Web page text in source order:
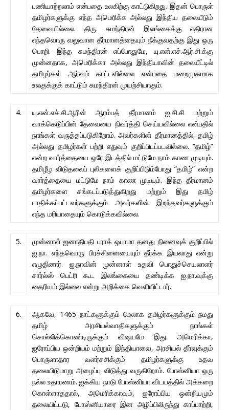
பணியாற்றலாம் என்பதை உலகிற்கு காட்டுகிறது. இதன் பொருள்
தமிழர்களுக்கு எந்த அமெரிக்க அல்லது இந்திய தலையீடும்
தேவையில்லை. திரு. சுமந்திரன் இலங்கைக்கு எதிரான
எந்தவொரு வலுவான தீர்மானத்தையும் நீக்குவதற்கு இது ஒரு
பொறி. இந்த சுமந்திரன் எப்போதுமே, யு.என்.எச்.ஆர்.சி.க்கு
முன்னதாக, அமெரிக்கா அல்லது இந்தியாவின் தலையீட்டில்
தமிழர்கள் ஆர்வம் காட்டவில்லை என்பதை மறைமுகமாக
உலகுக்குக் காட்டும் சுமந்திரன் முயற்சியாகும்.
4.
யு.என்.எச்.சி.ஆரின் ஆரம்பத் தீர்மானம் ஐ.சி.சி மற்றும்
வாக்கெடுப்பின் தேவையை நிவர்த்தி செய்யவில்லை என்பதில்
நாங்கள் வருத்தப்படுகிறோம். அவர்களின் தீர்மானத்தில், தமிழ்
அல்லது தமிழர்கள் பற்றி எதுவும் குறிப்பிடப்படவில்லை. “தமிழ்”
என்ற வார்த்தையை ஒரே இடத்தில் மட்டுமே நாம் காண முடியும்.
தமிழீழ விடுதலைப் புலிகளைக் குறிப்பிடும்போது “தமிழ்” என்ற
வார்த்தையை மட்டுமே நாம் காண முடியும். இந்த தீர்மானம்
தமிழர்களை சங்கடப்படுத்துகிறது மற்றும் இது தமிழ்
பாதிக்கப்பட்டவர்களுக்கும் அவர்களின் இறந்தவர்களுக்கும்
எந்த மரியாதையும் கொடுக்கவில்லை.
5.
முன்னாள் ஜனாதிபதி பராக் ஒபாமா தனது நினைவுக் குறிப்பில்
ஐ.நா. எந்தவொரு பிரச்சினையையும் தீர்க்க இயலாது என்று
எழுதினார். ஐ.நாவின் முன்னாள் உதவி பொதுச்செயலாளர்
சார்ல்ஸ் பெட்ரி கூட இலங்கையை தண்டிக்க ஐ.நா.வுக்கு
தைரியம் இல்லை என்று அறிக்கை வெளியிட்டார்.
6.
ஆகவே, 1465 நாட்களுக்கும் மேலாக தமிழர்களுக்கும் நமது
தமிழ் அரசியல்வாதிகளுக்கும் நாங்கள்
சொல்லிக்கொண்டிருக்கும் விஷயமே இது. அமெரிக்கா,
ஐரோப்பிய ஒன்றியம் மற்றும் இந்தியாவை, அரசியல் தீர்வுக்கும்
பொருளாதார வளர்சசிக்கும் தமிழர்களுக்கு உதவ
தலையிடுமாறு அழைப்பு விடுத்து வருகிறோம். போஸ்னியா ஒரு
நல்ல உதாரணம். ஐக்கிய நாடு போஸ்னியா விடயத்தில் அக்கறை
கொள்ளாததால், அமெரிக்காவும், ஐரோப்பிய ஒன்றியமும்
தலையிட்டடு, போஸ்னியாரை இன அழிப்பிலிருந்து காப்பாற்றி,